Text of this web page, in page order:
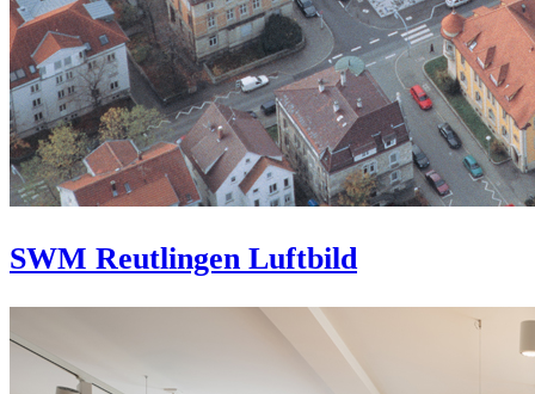
SWM Reutlingen Luftbild